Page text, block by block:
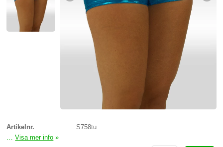
Artikelnr.
S758tu
Legging S758tu
…Visa mer info »